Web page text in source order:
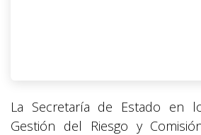
La Secretaría de Estado en
Gestión del Riesgo y